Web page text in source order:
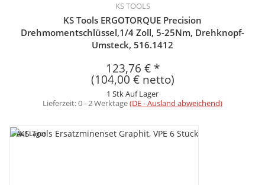
KS TOOLS
KS Tools ERGOTORQUE Precision
Drehmomentschlüssel,1/4 Zoll, 5-25Nm, Drehknopf-
Umsteck, 516.1412
123,76 € *
(104,00 € netto)
1 Stk Auf Lager
Lieferzeit:0 - 2 Werktage(DE - Ausland abweichend)
Auf Lager